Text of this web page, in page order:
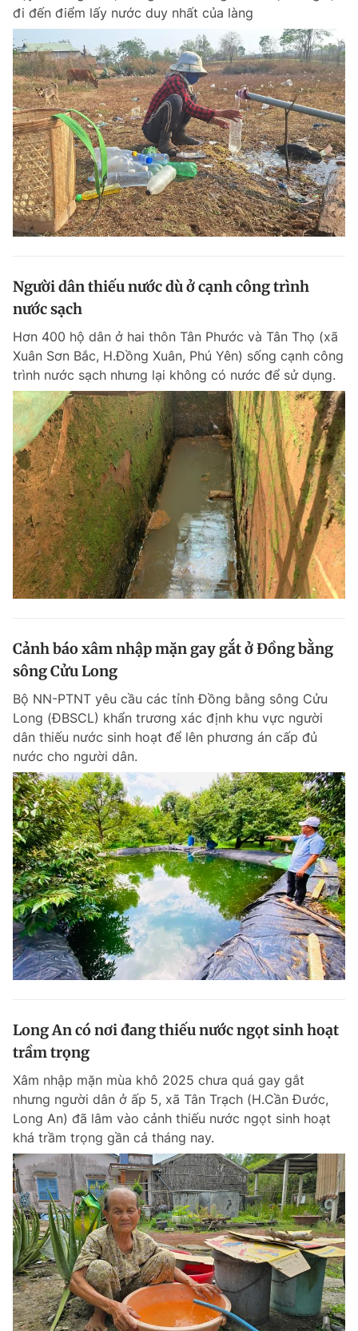
đi đến điểm lấy nước duy nhất của làng
Người dân thiếu nước dù ở cạnh công trình
nước sạch
Hơn 400 hộ dân ở hai thôn Tân Phước và Tân Thọ (xã
Xuân Sơn Bắc, H.Đồng Xuân, Phú Yên) sống cạnh công
trình nước sạch nhưng lại không có nước để sử dụng.
Cảnh báo xâm nhập mặn gay gắt ở Đồng bằng
sông Cửu Long
Bộ NN-PTNT yêu cầu các tỉnh Đồng bằng sông Cửu
Long (ĐBSCL) khẩn trương xác định khu vực người
dân thiếu nước sinh hoạt để lên phương án cấp đủ
nước cho người dân.
Long An có nơi đang thiếu nước ngọt sinh hoạt
trầm trọng
Xâm nhập mặn mùa khô 2025 chưa quá gay gắt
nhưng người dân ở ấp 5, xã Tân Trạch (H.Cần Đước,
Long An) đã lâm vào cảnh thiếu nước ngọt sinh hoạt
khá trầm trọng gần cả tháng nay.